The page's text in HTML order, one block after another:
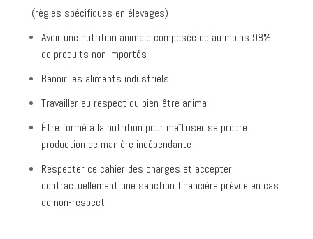
(règles spécifiques en élevages)
Avoir une nutrition animale composée de au moins 98%
de produits non importés
Bannir les aliments industriels
Travailler au respect du bien-être animal
Être formé à la nutrition pour maîtriser sa propre
production de manière indépendante
Respecter ce cahier des charges et accepter
contractuellement une sanction financière prévue en cas
de non-respect